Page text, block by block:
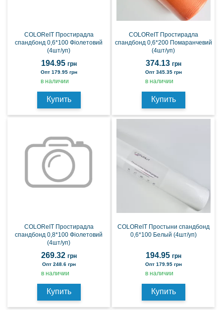
COLOReIT Простирадла
спандбонд 0,6*100 Фіолетовий
(4шт/уп)
194.95 грн
Опт 179.95 грн
в наличии
Купить
COLOReIT Простирадла
спандбонд 0,6*200 Помаранчевий
(4шт/уп)
374.13 грн
Опт 345.35 грн
в наличии
Купить
COLOReIT Простирадла
спандбонд 0,8*100 Фіолетовий
(4шт/уп)
269.32 грн
Опт 248.6 грн
в наличии
Купить
COLOReIT Простыни спандбонд
0,6*100 Белый (4шт/уп)
194.95 грн
Опт 179.95 грн
в наличии
Купить